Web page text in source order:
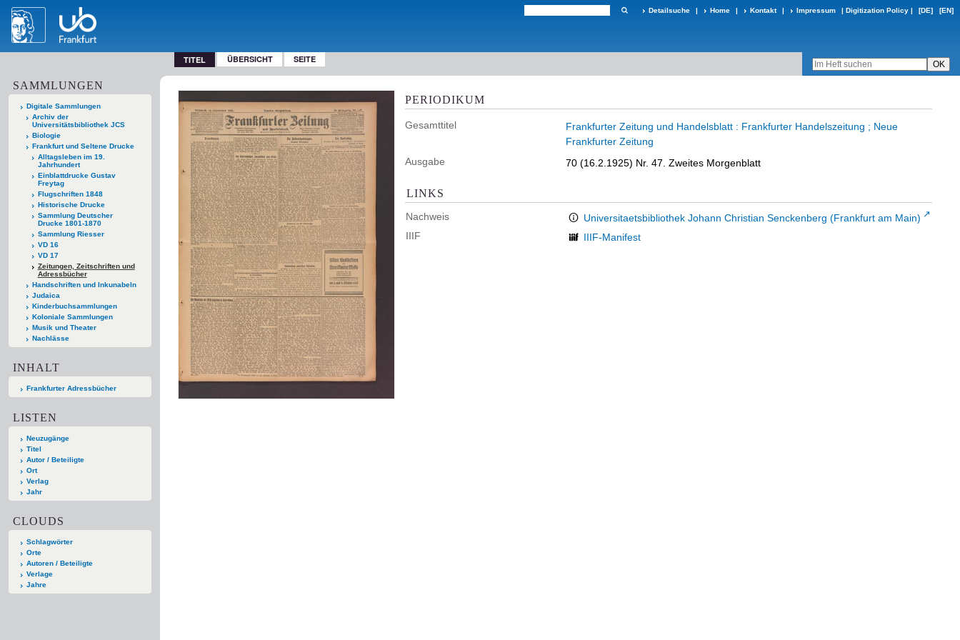
Detailsuche | Home | Kontakt | Impressum | Digitization Policy | [DE] [EN]
TITEL ÜBERSICHT SEITE
SAMMLUNGEN
Digitale Sammlungen
Archiv der
Universitätsbibliothek JCS
Biologie
Frankfurt und Seltene Drucke
Alltagsleben im 19.
Jahrhundert
Einblattdrucke Gustav
Freytag
Flugschriften 1848
Historische Drucke
Sammlung Deutscher
Drucke 1801-1870
Sammlung Riesser
VD 16
VD 17
Zeitungen, Zeitschriften und
Adressbücher
Handschriften und Inkunabeln
Judaica
Kinderbuchsammlungen
Koloniale Sammlungen
Musik und Theater
Nachlässe
INHALT
Frankfurter Adressbücher
LISTEN
Neuzugänge
Titel
Autor / Beteiligte
Ort
Verlag
Jahr
CLOUDS
Schlagwörter
Orte
Autoren / Beteiligte
Verlage
Jahre
PERIODIKUM
Gesamttitel
Frankfurter Zeitung und Handelsblatt : Frankfurter Handelszeitung ; Neue
Frankfurter Zeitung
Ausgabe
70 (16.2.1925) Nr. 47. Zweites Morgenblatt
LINKS
Nachweis
Universitaetsbibliothek Johann Christian Senckenberg (Frankfurt am Main)
IIIF
IIIF-Manifest